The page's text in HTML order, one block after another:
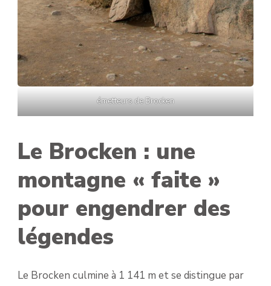
émetteurs de Brocken
Le Brocken : une
montagne « faite »
pour engendrer des
légendes
Le Brocken culmine à 1 141 m et se distingue par